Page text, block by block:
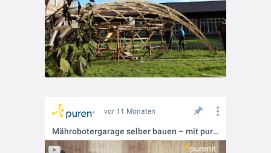
vor 11 Monaten
Mährobotergarage selber bauen – mit purenit im praktischen Kleinformat! 🤖